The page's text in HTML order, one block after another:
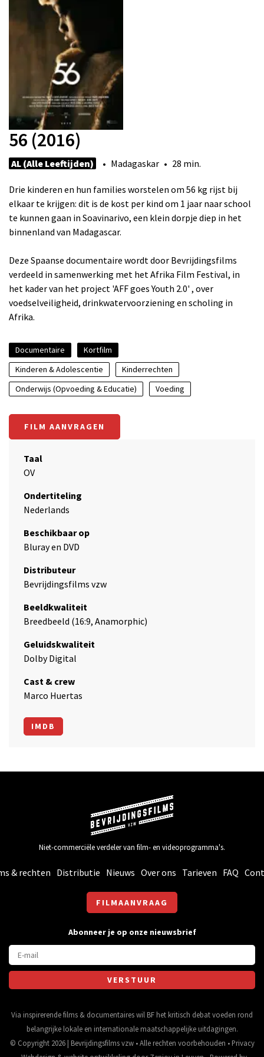
56 (2016)
AL (Alle Leeftijden) • Madagaskar • 28 min.
Drie kinderen en hun families worstelen om 56 kg rijst bij
elkaar te krijgen: dit is de kost per kind om 1 jaar naar school
te kunnen gaan in Soavinarivo, een klein dorpje diep in het
binnenland van Madagascar.
Deze Spaanse documentaire wordt door Bevrijdingsfilms
verdeeld in samenwerking met het Afrika Film Festival, in
het kader van het project 'AFF goes Youth 2.0' , over
voedselveiligheid, drinkwatervoorziening en scholing in
Afrika.
Documentaire
Kortfilm
Kinderen & Adolescentie
Kinderrechten
Onderwijs (Opvoeding & Educatie)
Voeding
FILM AANVRAGEN
Taal
OV
Ondertiteling
Nederlands
Beschikbaar op
Bluray en DVD
Distributeur
Bevrijdingsfilms vzw
Beeldkwaliteit
Breedbeeld (16:9, Anamorphic)
Geluidskwaliteit
Dolby Digital
Cast & crew
Marco Huertas
IMDB
Niet-commerciële verdeler van film- en videoprogramma's.
& rechten Distributie Nieuws Over ons Tarieven FAQ
FILMAANVRAAG
Abonneer je op onze nieuwsbrief
Via inspirerende films & documentaires wil BF het kritisch debat voeden rond
belangrijke lokale en internationale maatschappelijke uitdagingen.
© Copyright 2026 | Bevrijdingsfilms vzw • Alle rechten voorbehouden • Privacy